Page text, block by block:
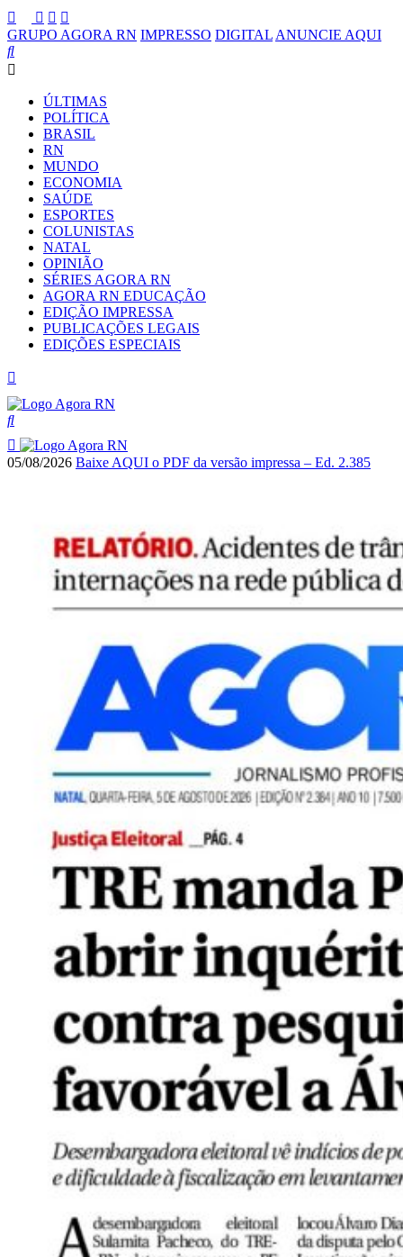
GRUPO AGORA RN IMPRESSO DIGITAL ANUNCIE AQUI
ÚLTIMAS
POLÍTICA
BRASIL
RN
MUNDO
ECONOMIA
SAÚDE
ESPORTES
COLUNISTAS
NATAL
OPINIÃO
SÉRIES AGORA RN
AGORA RN EDUCAÇÃO
EDIÇÃO IMPRESSA
PUBLICAÇÕES LEGAIS
EDIÇÕES ESPECIAIS
05/08/2026 Baixe AQUI o PDF da versão impressa – Ed. 2.385